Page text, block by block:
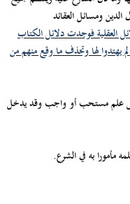
الدين ومسائل العقائد
العقلية فوجدت دلائل الكتاب
يهتدوا لها وتحذف ما وقع منهم من
كل علم مستحب أو واجب وقد يدخل
مأمورا به في الشرع.